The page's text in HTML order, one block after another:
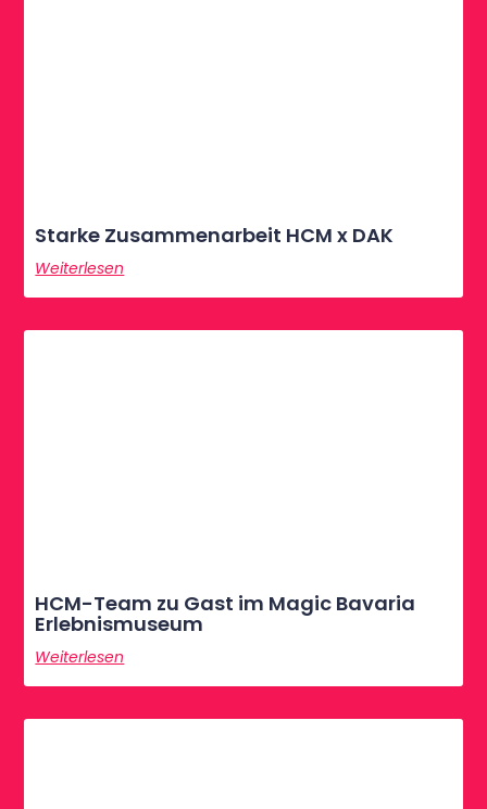
Starke Zusammenarbeit HCM x DAK
Weiterlesen
HCM-Team zu Gast im Magic Bavaria
Erlebnismuseum
Weiterlesen